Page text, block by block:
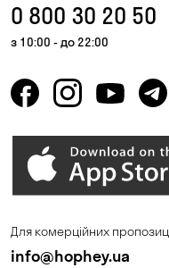
0 800 30 20 50
з 10:00 - до 22:00
Для комерційних
info@hophey.ua